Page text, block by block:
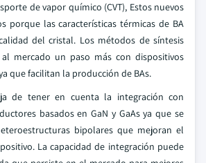
de vapor químico (CVT), Estos nuevos
porque las características térmicas de BA
del cristal. Los métodos de síntesis
al mercado un paso más con dispositivos
que facilitan la producción de BAs.
de tener en cuenta la integración con
basados en GaN y GaAs ya que se
bipolares que mejoran el
La capacidad de integración puede